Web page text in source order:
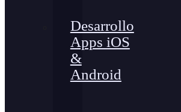
Desarrollo
Apps iOS
&
Android